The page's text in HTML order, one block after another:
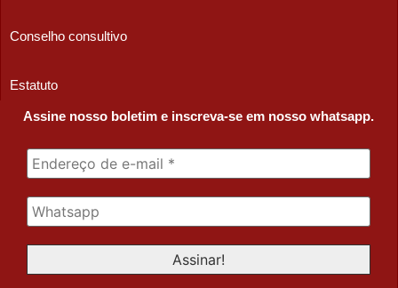
Conselho consultivo
Estatuto
Assine nosso boletim e inscreva-se em nosso whatsapp.